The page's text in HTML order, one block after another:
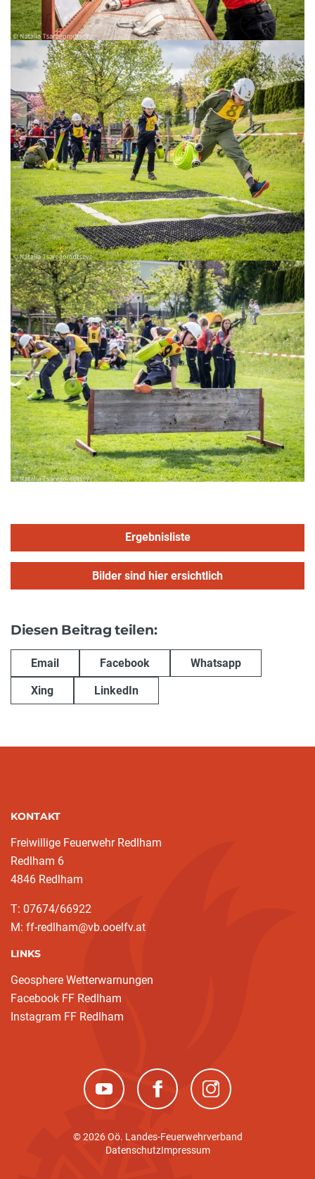
Ergebnisliste
Bilder sind hier ersichtlich
Diesen Beitrag teilen:
Email Facebook Whatsapp
Xing LinkedIn
KONTAKT
Freiwillige Feuerwehr Redlham
Redlham 6
4846 Redlham
T: 07674/66922
M: ff-redlham@vb.ooelfv.at
LINKS
Geosphere Wetterwarnungen
Facebook FF Redlham
Instagram FF Redlham
(neues Fenster)(neues Fenster)(neues Fenster)
© 2026 Oö. Landes-Feuerwehrverband
DatenschutzImpressum